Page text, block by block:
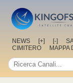
NEWS [+] [-]
CIMITERO
MAPPA